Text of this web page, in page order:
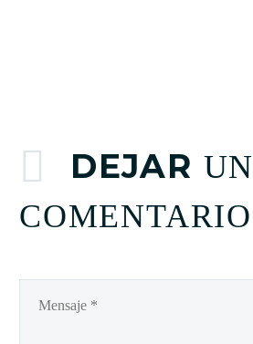
DEJAR UN
COMENTARIO